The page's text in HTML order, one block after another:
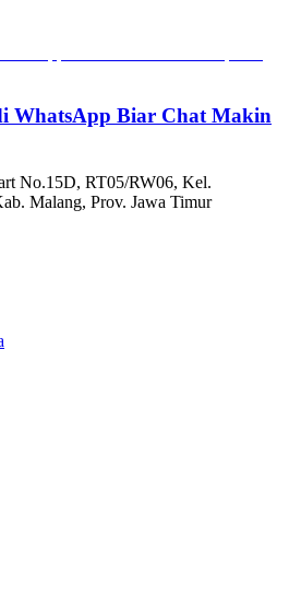
WhatsApp Biar Chat Makin
No.15D, RT05/RW06, Kel.
Malang, Prov. Jawa Timur